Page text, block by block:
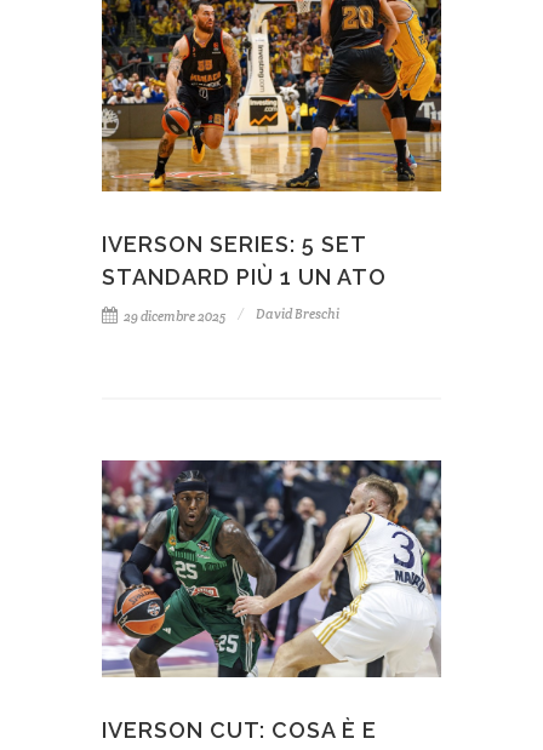
IVERSON SERIES: 5 SET
STANDARD PIÙ 1 UN ATO
29 dicembre 2025 David Breschi
IVERSON CUT: COSA È E